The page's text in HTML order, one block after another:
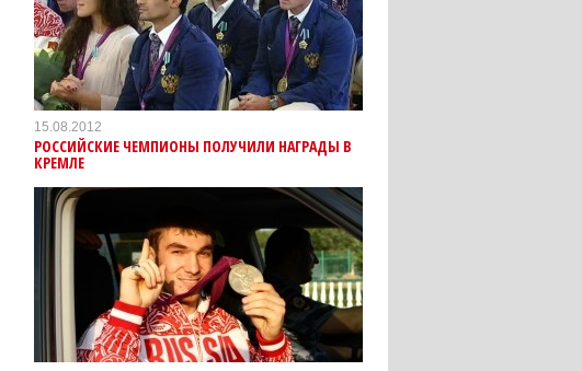
15.08.2012
РОССИЙСКИЕ ЧЕМПИОНЫ ПОЛУЧИЛИ НАГРАДЫ В
КРЕМЛЕ